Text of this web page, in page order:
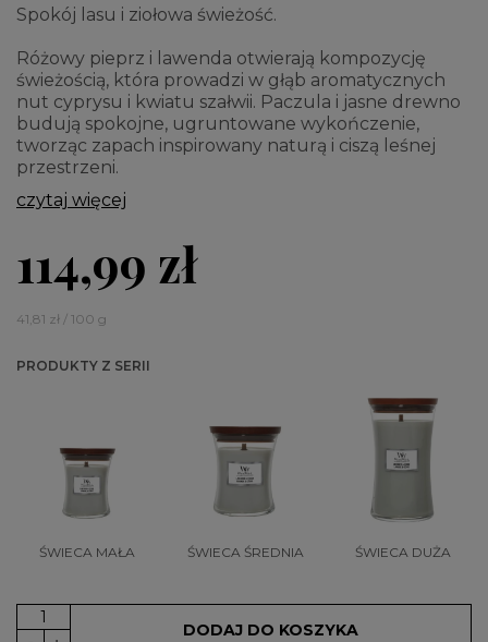
Spokój lasu i ziołowa świeżość.
Różowy pieprz i lawenda otwierają kompozycję
świeżością, która prowadzi w głąb aromatycznych
nut cyprysu i kwiatu szałwii. Paczula i jasne drewno
budują spokojne, ugruntowane wykończenie,
tworząc zapach inspirowany naturą i ciszą leśnej
przestrzeni.
czytaj więcej
114,99 zł
41,81 zł / 100 g
PRODUKTY Z SERII
ŚWIECA MAŁA ŚWIECA ŚREDNIA ŚWIECA DUŻA
DODAJ DO KOSZYKA